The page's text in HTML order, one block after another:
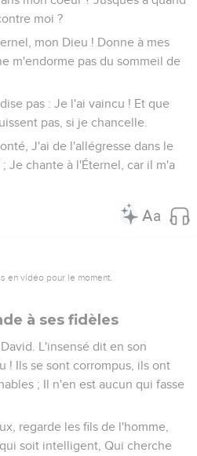
moi ?
mon Dieu ! Donne à mes
m'endorme pas du sommeil de
pas : Je l'ai vaincu ! Et que
pas, si je chancelle.
J'ai de l'allégresse dans le
Je chante à l'Éternel, car il m'a
en vidéo pour le moment.
à ses fidèles
L'insensé dit en son
! Ils se sont corrompus, ils ont
; Il n'en est aucun qui fasse
regarde les fils de l'homme,
soit intelligent, Qui cherche